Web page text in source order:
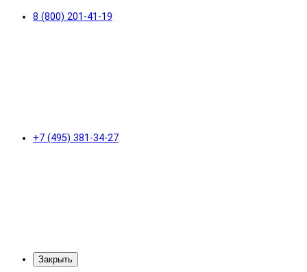
8 (800) 201-41-19
+7 (495) 381-34-27
Закрыть